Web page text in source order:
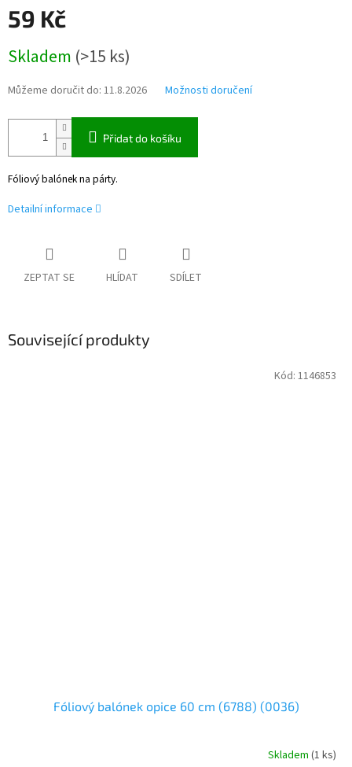
59 Kč
cena:
Skladem (>15 ks)
Můžeme doručit do: 11.8.2026 Možnosti doručení
Přidat do košíku
Fóliový balónek na párty.
Detailní informace
ZEPTAT SE HLÍDAT SDÍLET
Související produkty
Fóliový balónek opice 60 cm (6788) (0036)
Skladem (1 ks)
Kód: 1146853